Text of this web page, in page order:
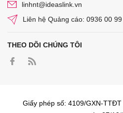
linhnt@ideaslink.vn
Liên hệ Quảng cáo: 0936 00
THEO DÕI CHÚNG TÔI
Giấy phép số: 4109/GXN-